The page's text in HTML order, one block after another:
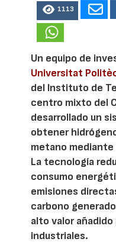
1113
Un equipo de
Universitat
del Instituto de
centro mixto del
desarrollado un
obtener
metano
La tecnología
consumo
emisiones
carbono
alto valor
industriales.